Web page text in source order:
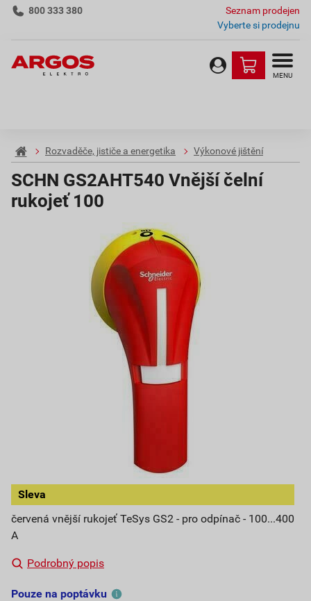
800 333 380
Seznam prodejen
Vyberte si prodejnu
MENU
Rozvaděče, jističe a energetika Výkonové jištění
SCHN GS2AHT540 Vnější čelní
rukojeť 100
Sleva
červená vnější rukojeť TeSys GS2 - pro odpínač - 100...400
A
Podrobný popis
Pouze na poptávku